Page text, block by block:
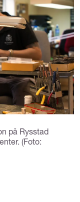
på Rysstad
(Foto: